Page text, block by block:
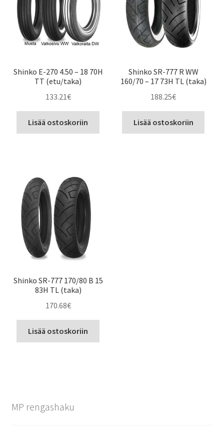
Shinko E-270 4.50 – 18 70H
TT (etu/taka)
133.21€
Lisää ostoskoriin
Shinko SR-777 R WW
160/70 – 17 73H TL (taka)
188.25€
Lisää ostoskoriin
Shinko SR-777 170/80 B 15
83H TL (taka)
170.68€
Lisää ostoskoriin
MP rengashaku